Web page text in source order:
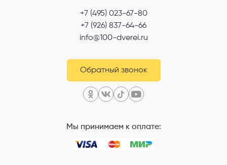
+7 (495) 023-67-80
+7 (926) 837-64-66
info@100-dverei.ru
Обратный звонок
Мы принимаем к оплате: